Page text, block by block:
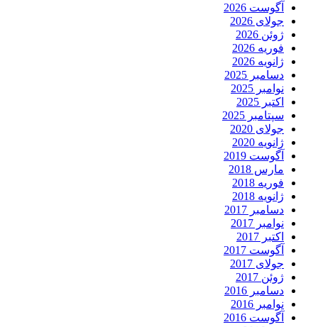
آگوست 2026
جولای 2026
ژوئن 2026
فوریه 2026
ژانویه 2026
دسامبر 2025
نوامبر 2025
اکتبر 2025
سپتامبر 2025
جولای 2020
ژانویه 2020
آگوست 2019
مارس 2018
فوریه 2018
ژانویه 2018
دسامبر 2017
نوامبر 2017
اکتبر 2017
آگوست 2017
جولای 2017
ژوئن 2017
دسامبر 2016
نوامبر 2016
آگوست 2016